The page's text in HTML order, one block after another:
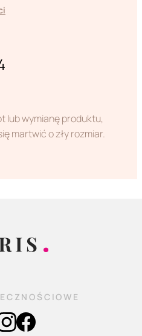
lub wymianę produktu,
martwić o zły rozmiar.